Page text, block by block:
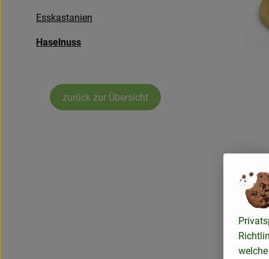
Esskastanien
Haselnuss
zurück zur Übersicht